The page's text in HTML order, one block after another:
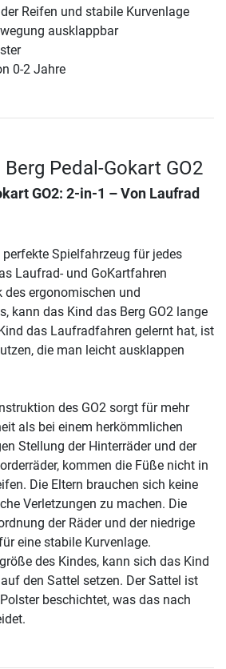
Reifen und stabile Kurvenlage
ausklappbar
0-2 Jahre
Pedal-Gokart GO2
GO2: 2-in-1 – Von Laufrad
perfekte Spielfahrzeug für jedes
Laufrad- und GoKartfahren
des ergonomischen und
kann das Kind das Berg GO2 lange
das Laufradfahren gelernt hat, ist
die man leicht ausklappen
des GO2 sorgt für mehr
als bei einem herkömmlichen
Stellung der Hinterräder und der
kommen die Füße nicht in
Die Eltern brauchen sich keine
Verletzungen zu machen. Die
der Räder und der niedrige
eine stabile Kurvenlage.
des Kindes, kann sich das Kind
den Sattel setzen. Der Sattel ist
beschichtet, was das nach